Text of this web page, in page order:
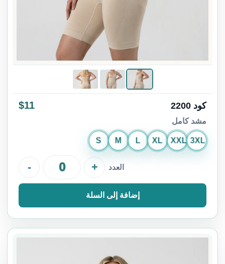
كود 2200 $11
مشد كامل
S M L XL XXL 3XL
العدد - +
إضافة إلى السلة